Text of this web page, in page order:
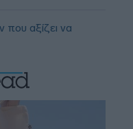
αξίζει να